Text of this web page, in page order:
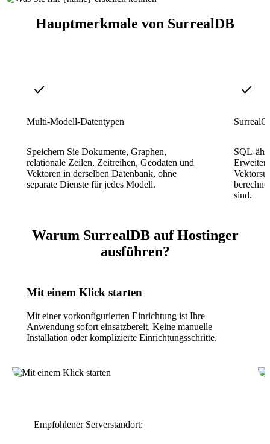
Hauptmerkmale von SurrealDB
Multi-Modell-Datentypen
Speichern Sie Dokumente, Graphen,
relationale Zeilen, Zeitreihen, Geodaten und
Vektoren in derselben Datenbank, ohne
separate Dienste für jedes Modell.
SQL-
sind.
Warum SurrealDB auf Hostinger
ausführen?
Mit einem Klick starten
Mit einer vorkonfigurierten Einrichtung ist Ihre
Anwendung sofort einsatzbereit. Keine manuelle
Installation oder komplizierte Einrichtungsschritte.
Empfohlener Serverstandort: